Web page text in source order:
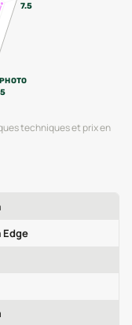
7.5
PHOTO
techniques et prix en